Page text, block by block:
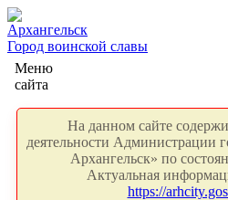
Архангельск
Город воинской славы
Меню
сайта
На данном сайте
деятельности Администрации
Архангельск» по
Актуальная
https://